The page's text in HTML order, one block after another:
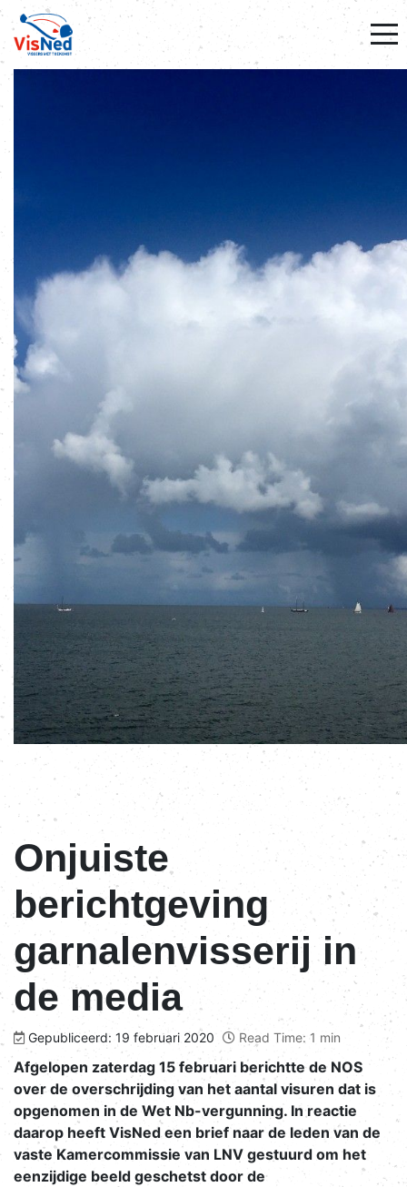
Onjuiste
berichtgeving
garnalenvisserij in
de media
Gepubliceerd: 19 februari 2020 Read Time: 1 min
Afgelopen zaterdag 15 februari berichtte de NOS
over de overschrijding van het aantal visuren dat is
opgenomen in de Wet Nb-vergunning. In reactie
daarop heeft VisNed een brief naar de leden van de
vaste Kamercommissie van LNV gestuurd om het
eenzijdige beeld geschetst door de